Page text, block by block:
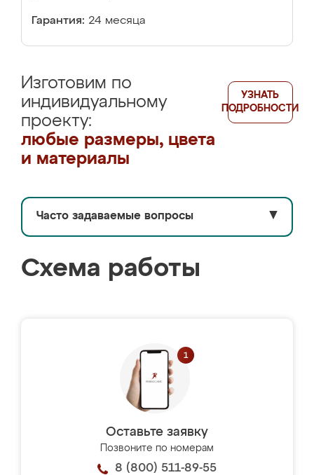
Гарантия: 24 месяца
Изготовим по
индивидуальному
проекту:
любые размеры, цвета
и материалы
УЗНАТЬ
ПОДРОБНОСТИ
Часто задаваемые вопросы ▼
Схема работы
Оставьте заявку
Позвоните по номерам
8 (800) 511-89-55